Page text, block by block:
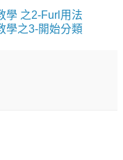
學 之2-Furl用法
學之3-開始分類